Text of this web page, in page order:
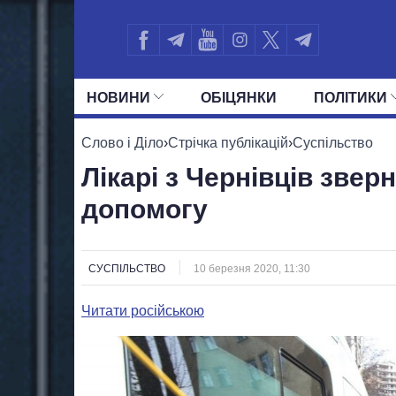
НОВИНИ ОБIЦЯНКИ ПОЛIТИКИ
УСІ ПОЛІТИКИ ПРЕЗИДЕНТ І ОФІС
Слово і Діло›Стрічка публікацій›Суспільство
Лікарі з Чернівців
допомогу
СУСПІЛЬСТВО 10 березня 2020, 11:30
Читати російською